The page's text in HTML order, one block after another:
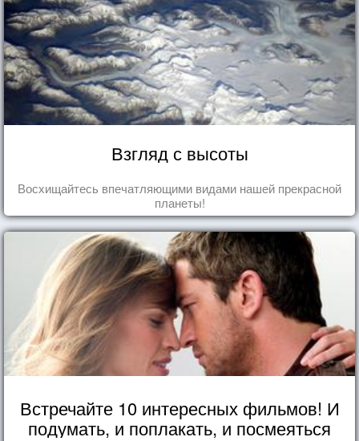
Взгляд с высоты
Восхищайтесь впечатляющими видами нашей прекрасной
планеты!
Встречайте 10 интересных фильмов! И
подумать, и поплакать, и посмеяться